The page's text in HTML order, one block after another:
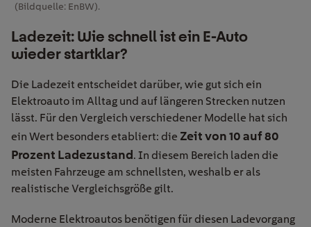
(Bildquelle: EnBW).
Ladezeit: Wie schnell ist ein E-Auto
wieder startklar?
Die Ladezeit entscheidet darüber, wie gut sich ein
Elektroauto im Alltag und auf längeren Strecken nutzen
lässt. Für den Vergleich verschiedener Modelle hat sich
ein Wert besonders etabliert: die Zeit von 10 auf 80
Prozent Ladezustand. In diesem Bereich laden die
meisten Fahrzeuge am schnellsten, weshalb er als
realistische Vergleichsgröße gilt.
Moderne Elektroautos benötigen für diesen Ladevorgang